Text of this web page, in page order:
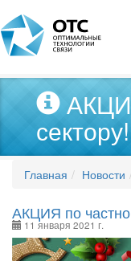
сектору!
Главная Новости
АКЦИЯ по
11 января 2021 г.